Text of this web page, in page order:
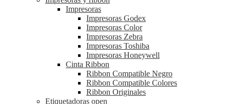
Impresoras
Impresoras Godex
Impresoras Color
Impresoras Zebra
Impresoras Toshiba
Impresoras Honeywell
Cinta Ribbon
Ribbon Compatible Negro
Ribbon Compatible Colores
Ribbon Originales
Etiquetadoras open